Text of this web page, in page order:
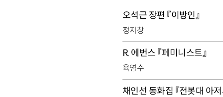
오석근 장편 『이방인』
정지창
R. 에번스 『페미니스트』
육영수
채인선 동화집 『전봇대 아저